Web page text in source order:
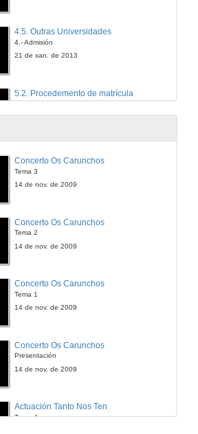
4.5. Outras Universidades
4.- Admisión
21 de xan. de 2013
5.2. Procedemento de matrícula
5.- Matrícula
21 de xan. de 2013
5.- Matrícula
Concerto Os Carunchos
Tema 3
14 de nov. de 2009
Concerto Os Carunchos
Tema 2
14 de nov. de 2009
Concerto Os Carunchos
Tema 1
14 de nov. de 2009
Concerto Os Carunchos
Presentación
14 de nov. de 2009
Actuación Tanto Nos Ten
Tema 4